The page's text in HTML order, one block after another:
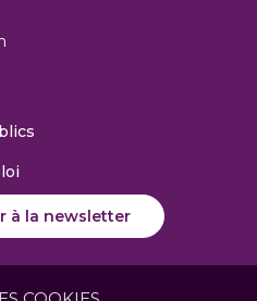
à la newsletter